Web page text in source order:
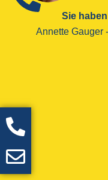
Sie
Annette Gauger